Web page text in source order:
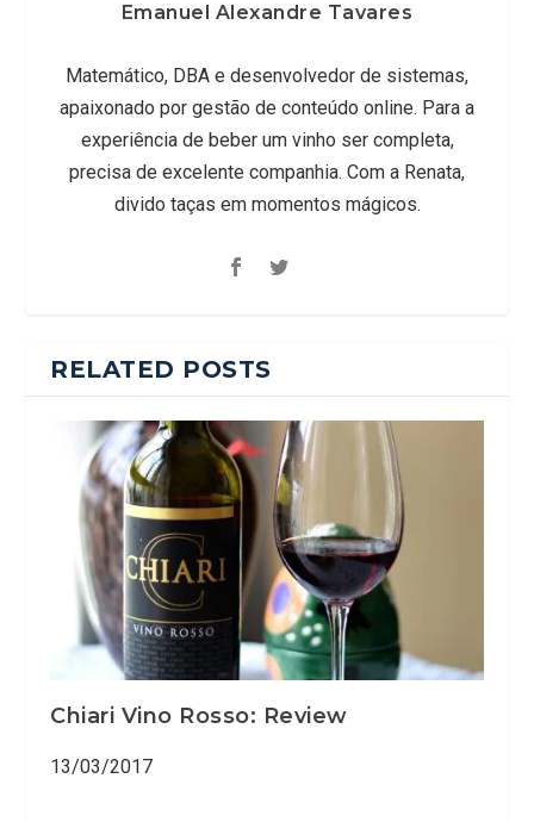
Emanuel Alexandre Tavares
Matemático, DBA e desenvolvedor de sistemas,
apaixonado por gestão de conteúdo online. Para a
experiência de beber um vinho ser completa,
precisa de excelente companhia. Com a Renata,
divido taças em momentos mágicos.
RELATED POSTS
Chiari Vino Rosso: Review
13/03/2017